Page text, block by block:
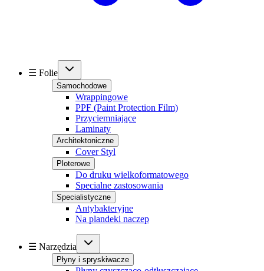
☰ Folie
Samochodowe
Wrappingowe
PPF (Paint Protection Film)
Przyciemniające
Laminaty
Architektoniczne
Cover Styl
Ploterowe
Do druku wielkoformatowego
Specialne zastosowania
Specialistyczne
Antybakteryjne
Na plandeki naczep
☰ Narzędzia
Płyny i spryskiwacze